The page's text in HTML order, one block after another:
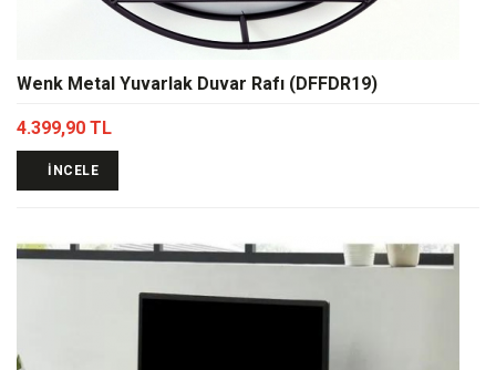
Wenk Metal Yuvarlak Duvar Rafı (DFFDR19)
4.399,90 TL
İNCELE